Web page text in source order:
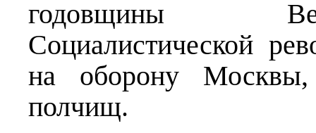
годовщины
Социалистической
на оборону Москвы,
полчищ.